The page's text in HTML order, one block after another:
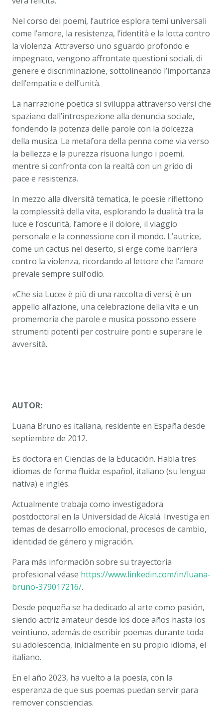
Nel corso dei poemi, l’autrice esplora temi universali
come l’amore, la resistenza, l’identità e la lotta contro
la violenza. Attraverso uno sguardo profondo e
impegnato, vengono affrontate questioni sociali, di
genere e discriminazione, sottolineando l’importanza
dell’empatia e dell’unità.
La narrazione poetica si sviluppa attraverso versi che
spaziano dall’introspezione alla denuncia sociale,
fondendo la potenza delle parole con la dolcezza
della musica. La metafora della penna come via verso
la bellezza e la purezza risuona lungo i poemi,
mentre si confronta con la realtà con un grido di
pace e resistenza.
In mezzo alla diversità tematica, le poesie riflettono
la complessità della vita, esplorando la dualità tra la
luce e l’oscurità, l’amore e il dolore, il viaggio
personale e la connessione con il mondo. L’autrice,
come un cactus nel deserto, si erge come barriera
contro la violenza, ricordando al lettore che l’amore
prevale sempre sull’odio.
«Che sia Luce» è più di una raccolta di versi; è un
appello all’azione, una celebrazione della vita e un
promemoria che parole e musica possono essere
strumenti potenti per costruire ponti e superare le
avversità.
AUTOR:
Luana Bruno es italiana, residente en España desde
septiembre de 2012.
Es doctora en Ciencias de la Educación. Habla tres
idiomas de forma fluida: español, italiano (su lengua
nativa) e inglés.
Actualmente trabaja como investigadora
postdoctoral en la Universidad de Alcalá. Investiga en
temas de desarrollo emocional, procesos de cambio,
identidad de género y migración.
Para más información sobre su trayectoria
profesional véase https://www.linkedin.com/in/luana-
bruno-379017216/.
Desde pequeña se ha dedicado al arte como pasión,
siendo actriz amateurdesde los doce años hasta los
veintiuno, además de escribir poemas durante toda
su adolescencia, inicialmente en su propio idioma, el
italiano.
En el año 2023, ha vuelto a la poesía, con la
esperanza de que sus poemas puedan servir para
remover consciencias.